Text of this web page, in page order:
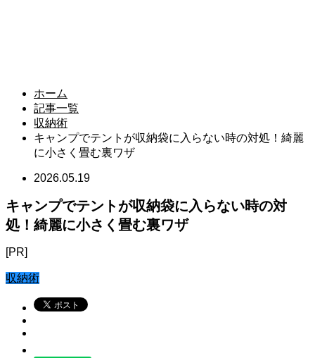
ホーム
記事一覧
収納術
キャンプでテントが収納袋に入らない時の対処！綺麗
に小さく畳む裏ワザ
2026.05.19
キャンプでテントが収納袋に入らない時の対
処！綺麗に小さく畳む裏ワザ
[PR]
収納術